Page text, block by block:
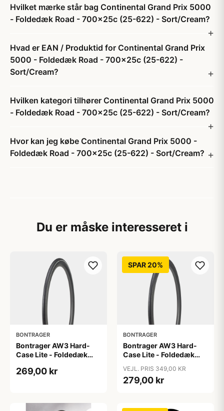
Hvilket mærke står bag Continental Grand Prix 5000
- Foldedæk Road - 700x25c (25-622) - Sort/Cream?
Hvad er EAN / Produktid for Continental Grand Prix
5000 - Foldedæk Road - 700x25c (25-622) -
Sort/Cream?
Hvilken kategori tilhører Continental Grand Prix 5000
- Foldedæk Road - 700x25c (25-622) - Sort/Cream?
Hvor kan jeg købe Continental Grand Prix 5000 -
Foldedæk Road - 700x25c (25-622) - Sort/Cream?
Du er måske interesseret i
BONTRAGER
Bontrager AW3 Hard-
Case Lite - Foldedæk
med refleks
269,00 kr
SPAR 20%
BONTRAGER
Bontrager AW3 Hard-
Case Lite - Foldedæk
VEJL. PRIS 349,00 KR
279,00 kr